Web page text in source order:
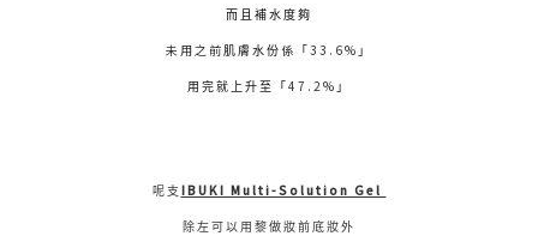
而且補水度夠
未用之前肌膚水份 係 「 33.6% 」
用完就上升至「 47.2% 」
呢支IBUKI Multi-Solution Gel
除左可以用黎做妝前底妝外